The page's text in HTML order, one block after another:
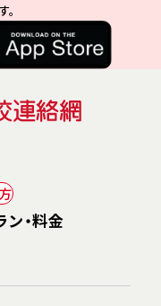
ン・料金